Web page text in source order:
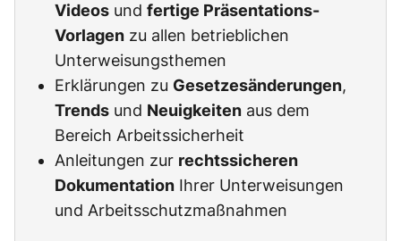
Videos und fertige Präsentations-
Vorlagen zu allen betrieblichen
Unterweisungsthemen
Erklärungen zu Gesetzesänderungen,
Trends und Neuigkeiten aus dem
Bereich Arbeitssicherheit
Anleitungen zur rechtssicheren
Dokumentation Ihrer Unterweisungen
und Arbeitsschutzmaßnahmen